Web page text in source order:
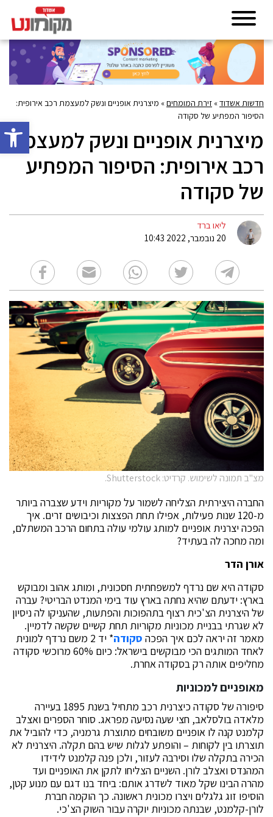
פתח
חדשות אשדוד» זירת המומחים» מיצרנית אופניים ונשק למעצמת רכב אירופית:
הסיפור המפתיע של סקודה
מיצרנית אופניים ונשק למעצמת
רכב אירופית: הסיפור המפתיע
של סקודה
ליאו ברד
20 נובמבר, 2022 10:43
מצ"ב תמונה לשימוש. קרדיט: Shutterstock.
החברה היצירתית הצליחה לשמור על מקוריות וידע שצברה ביותר
מ-120 שנות פעילות, אפילו תחת הפצצות וכיבושים זרים. איך
הפכה יצרנית אופניים למותג עולמי עולה בתחום הרכב המשתלם,
ומה מחכה לה בעתיד?
אורן הדר
סקודה היא שם נרדף למשפחתית חסכונית, ומותג אהוב ומבוקש
בארץ: ידעתם שהיא נחתה בארץ עוד בימי המנדט הבריטי? עברה
של היצרנית הצ'כית רצוף בתהפוכות והפתעות, שהעניקו לה ניסיון
לא שגרתי בבניית מכוניות מקוריות תחת קשיים שקשה לדמיין.
מאמר זה יראה לכם איך הפכה סקודה
* יד 2 משם נרדף למונית
לאחד המותגים הכי מבוקשים בישראל: כיום 60% מרוכשי סקודה
מחליפים אותה רק בסקודה אחרת.
מאופניים למכוניות
סיפורה של סקודה כיצרנית רכב מתחיל בשנת 1895 בעיירה
מלאדה בולסלאב, חצי שעה נסיעה מפראג. סוחר הספרים ואצלב
קלמנט קנה לו אופניים משובחים מתוצרת גרמניה, כדי להוביל את
תוצרתו בין לקוחות – והופתע לגלות שיש בהם תקלה. היצרנית לא
הכירה בתקלה שלו וסירבה לעזור, ולכן פנה קלמנט לידידו
המהנדס ואצלב לורן. השניים הצליחו לתקן את האופניים ועד
מהרה הבינו שקל מאוד לשדרג אותם: ביחד בנו דגם עם מנוע קטן,
הוסיפו זוג גלגלים ויצרו מכונית ראשונה. כך הוקמה חברת
לורן-קלמנט, שבנתה מכוניות יוקרה עבור השוק הצ'כי.